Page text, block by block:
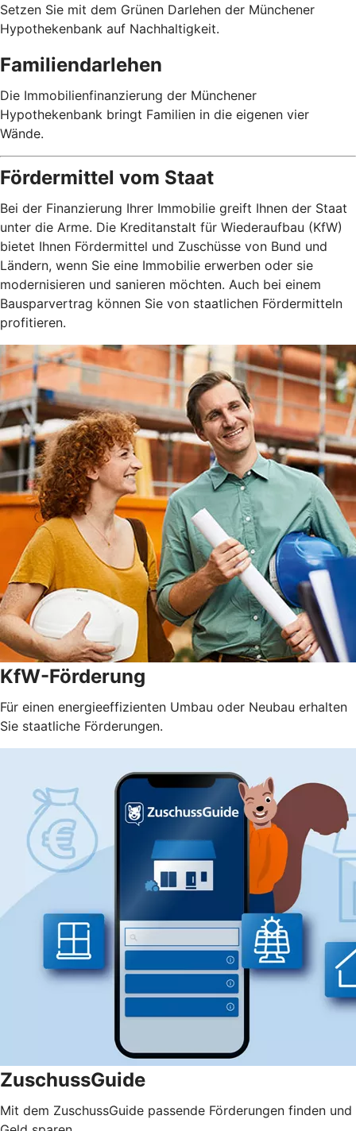
Setzen Sie mit dem Grünen Darlehen der Münchener
Hypothekenbank auf Nachhaltigkeit.
Familiendarlehen
Die Immobilienfinanzierung der Münchener
Hypothekenbank bringt Familien in die eigenen vier
Wände.
Fördermittel vom Staat
Bei der Finanzierung Ihrer Immobilie greift Ihnen der Staat
unter die Arme. Die Kreditanstalt für Wiederaufbau (KfW)
bietet Ihnen Fördermittel und Zuschüsse von Bund und
Ländern, wenn Sie eine Immobilie erwerben oder sie
modernisieren und sanieren möchten. Auch bei einem
Bausparvertrag können Sie von staatlichen Fördermitteln
profitieren.
KfW-Förderung
Für einen energieeffizienten Umbau oder Neubau erhalten
Sie staatliche Förderungen.
ZuschussGuide
Mit dem ZuschussGuide passende Förderungen finden und